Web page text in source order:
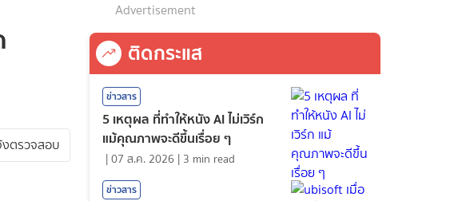
งตรวจสอบ
Advertisement
ติดกระแส
ข่าวสาร
5 เหตุผล ที่ทำให้หนัง AI ไม่เวิร์ก
แม้คุณภาพจะดีขึ้นเรื่อย ๆ
|07 ส.ค. 2026 | 3 min read
ข่าวสาร